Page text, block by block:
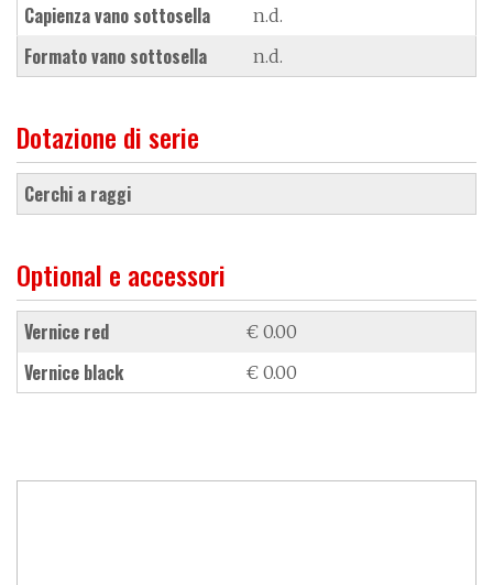
Capienza vano sottosella n.d.
Formato vano sottosella n.d.
Dotazione di serie
cerchi a raggi
Optional e accessori
vernice red € 0.00
vernice black € 0.00